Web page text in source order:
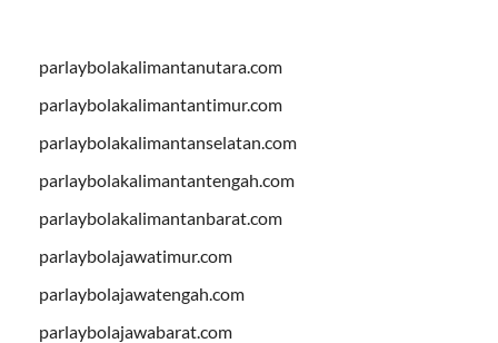
parlaybolakalimantanutara.com
parlaybolakalimantantimur.com
parlaybolakalimantanselatan.com
parlaybolakalimantantengah.com
parlaybolakalimantanbarat.com
parlaybolajawatimur.com
parlaybolajawatengah.com
parlaybolajawabarat.com